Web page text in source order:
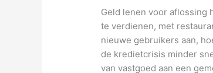
Geld lenen voor aflossing
te verdienen, met
nieuwe gebruikers aan,
de kredietcrisis minder
van vastgoed aan een